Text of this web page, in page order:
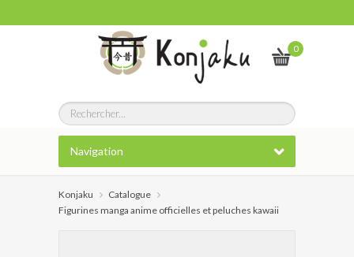
0
Navigation
Konjaku
Catalogue
Figurines manga anime officielles et peluches kawaii